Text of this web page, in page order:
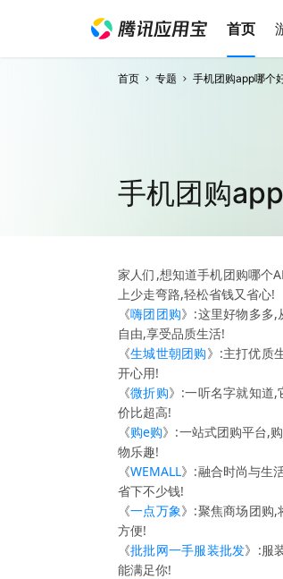
首页
首页 专题 手机团购app哪个
手机团购
家人们,想知道手机团购哪个
上少走弯路,轻松省钱又省心!
《嗨团团购》:这里好物多多,
自由,享受品质生活!
《生城世朝团购》:主打优质
开心用!
《微折购》:一听名字就知道
价比超高!
《购e购》:一站式团购平台,
物乐趣!
《WEMALL》:融合时尚与生
省下不少钱!
《一点万象》:聚焦商场团购,
方便!
《批批网一手服装批发》:服
能满足你!